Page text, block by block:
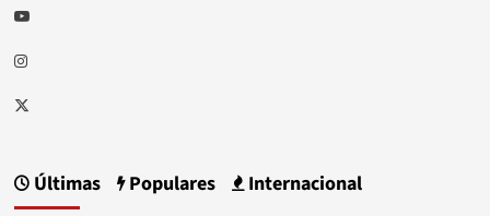
Youtube
Instagram
Twitter
Últimas Populares Internacional